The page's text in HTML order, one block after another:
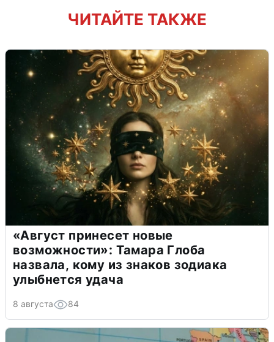
ЧИТАЙТЕ ТАКЖЕ
«Август принесет новые
возможности»: Тамара Глоба
назвала, кому из знаков зодиака
улыбнется удача
8 августа 84